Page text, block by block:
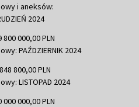
i aneksów:
2024
000,00 PLN
PAŹDZIERNIK 2024
800,00 PLN
LISTOPAD 2024
000,00 PLN